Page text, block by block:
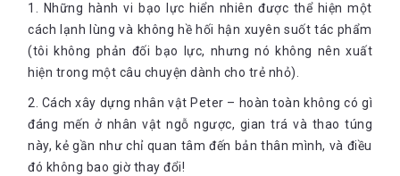
1. Những hành vi bạo lực hiển nhiên được thể hiện một
cách lạnh lùng và không hề hối hận xuyên suốt tác phẩm
(tôi không phản đối bạo lực, nhưng nó không nên xuất
hiện trong một câu chuyện dành cho trẻ nhỏ).
2. Cách xây dựng nhân vật Peter – hoàn toàn không có gì
đáng mến ở nhân vật ngỗ ngược, gian trá và thao túng
này, kẻ gần như chỉ quan tâm đến bản thân mình, và điều
đó không bao giờ thay đổi!